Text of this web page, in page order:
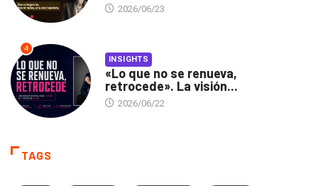
2026/06/23
4
INSIGHTS
«Lo que no se renueva,
retrocede». La visión...
2026/06/22
TAGS